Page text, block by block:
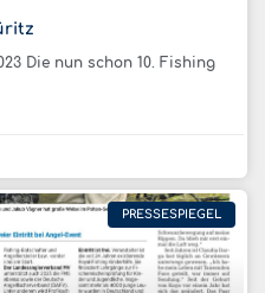
Die nun schon 10. Fishing
PRESSESPIEGEL